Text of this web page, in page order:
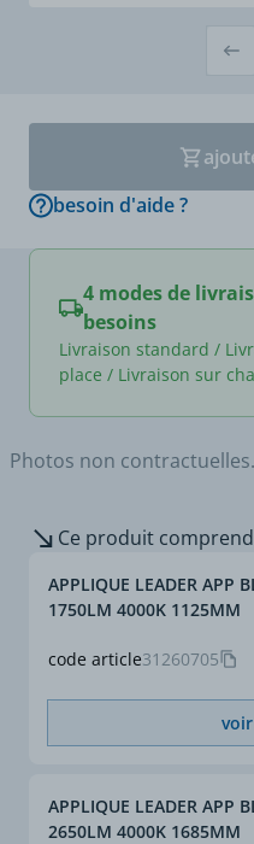
Luminaire décoratif
Corps en aluminium
époxy blanche ou noire.
Diffuseur opale en
Température de couleur
Tension : 230V,
Sur demande : (10
- Finition beige, bois
- Tunable white.
- CASAMBI.
Photos non contractuelles.
besoin d'aide ?
4 modes de
besoins
Livraison standard /
place / Livraison sur
Ce produit comprend
code article31260705
APPLIQUE LEADER APP
1750LM 4000K 1125MM
APPLIQUE LEADER APP
2650LM 4000K 1685MM